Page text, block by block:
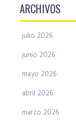
ARCHIVOS
julio 2026
junio 2026
mayo 2026
abril 2026
marzo 2026